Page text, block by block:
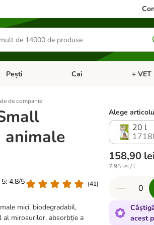
Păsări
Deschideți meniul cu categorii: Animale mici
Pești Deschideți meniul cu
Cai +
de companie
4.8/5
(41)
mici, biodegradabil,
mirosurilor, absorbție a
Alege
20 l
158,90 lei
7,95 lei / l
acest